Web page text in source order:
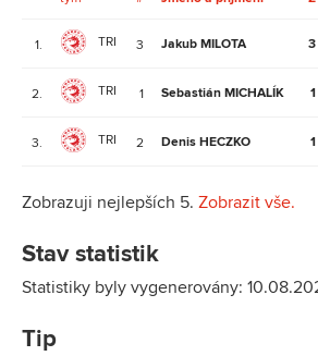
1. TRI 3 Jakub MILOTA 3
2. TRI 1 Sebastián MICHALÍK 1
3. TRI 2 Denis HECZKO 1
Zobrazuji nejlepších 5. Zobrazit vše.
Stav statistik
Statistiky byly vygenerovány:
Tip